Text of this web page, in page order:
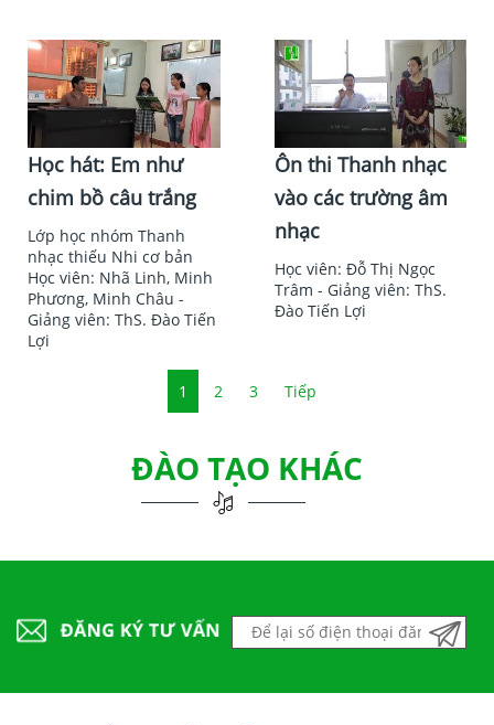
Học hát: Em như
chim bồ câu trắng
Lớp học nhóm Thanh
nhạc thiếu Nhi cơ bản
Học viên: Nhã Linh, Minh
Phương, Minh Châu -
Giảng viên: ThS. Đào Tiến
Lợi
Ôn thi Thanh nhạc
vào các trường âm
nhạc
Học viên: Đỗ Thị Ngọc
Trâm - Giảng viên: ThS.
Đào Tiến Lợi
1 2 3 Tiếp
ĐÀO TẠO KHÁC